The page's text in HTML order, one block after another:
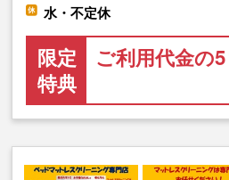
水・不定休
限定
特典
ご利用代金の